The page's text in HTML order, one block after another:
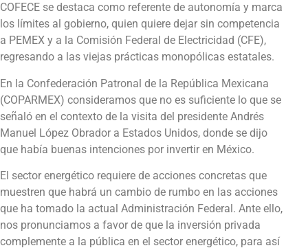
COFECE se destaca como referente de autonomía y marca
los límites al gobierno, quien quiere dejar sin competencia
a PEMEX y a la Comisión Federal de Electricidad (CFE),
regresando a las viejas prácticas monopólicas estatales.
En la Confederación Patronal de la República Mexicana
(COPARMEX) consideramos que no es suficiente lo que se
señaló en el contexto de la visita del presidente Andrés
Manuel López Obrador a Estados Unidos, donde se dijo
que había buenas intenciones por invertir en México.
El sector energético requiere de acciones concretas que
muestren que habrá un cambio de rumbo en las acciones
que ha tomado la actual Administración Federal. Ante ello,
nos pronunciamos a favor de que la inversión privada
complemente a la pública en el sector energético, para así